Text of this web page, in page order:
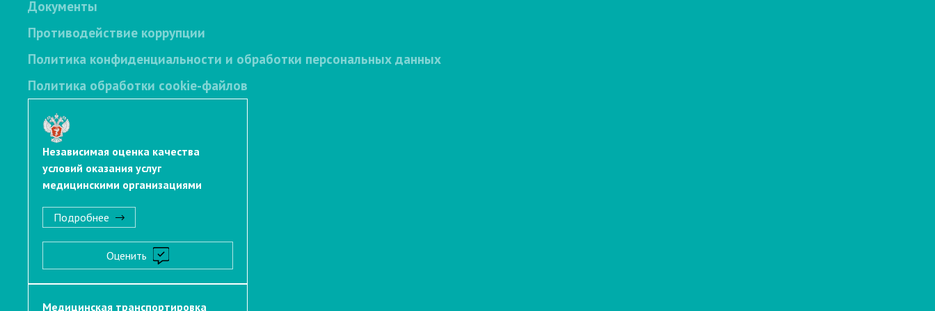
Документы
Противодействие коррупции
Политика конфиденциальности и обработки персональных данных
Политика обработки cookie-файлов
Независимая оценка качества
условий оказания услуг
медицинскими организациями
Подробнее
Оценить
Медицинская транспортировка